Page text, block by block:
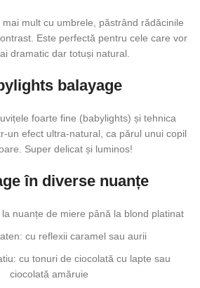
mult cu umbrele, păstrând rădăcinile
Este perfectă pentru cele care vor
dramatic dar totuși natural.
balayage
foarte fine (babylights) și tehnica
un efect ultra-natural, ca părul unui copil
Super delicat și luminos!
în diverse nuanțe
nuanțe de miere până la blond platinat
cu reflexii caramel sau aurii
cu tonuri de ciocolată cu lapte sau
ciocolată amăruie